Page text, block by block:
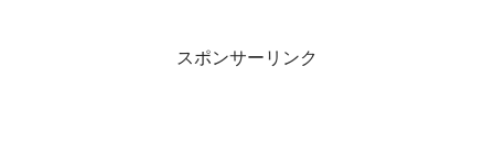
スポンサーリンク